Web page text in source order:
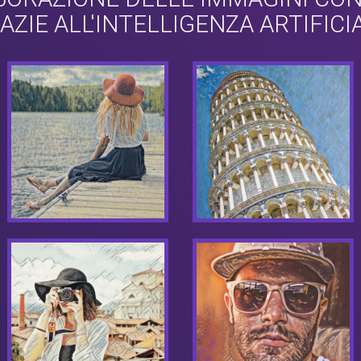
ALL'INTELLIGENZA